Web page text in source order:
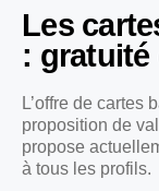
Les
: gratuité
L’offre de
proposition de
propose
à tous les profils.